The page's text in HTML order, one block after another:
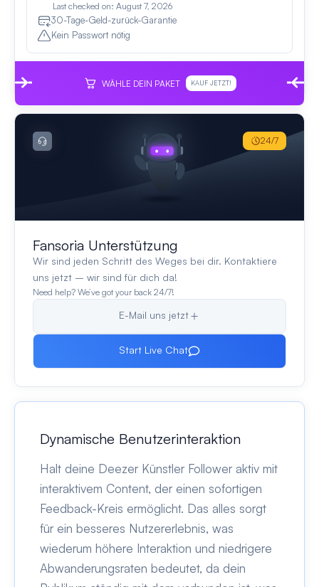
Last checked on: August 7, 2026
30-Tage-Geld-zurück-Garantie
Kein Passwort nötig
WÄHLE DEIN PAKET KAUF JETZT!
Fansoria Unterstützung
Wir sind jeden Schritt des Weges bei dir. Kontaktiere
uns jetzt – wir sind für dich da!
Need help? We’ve got your back 24/7!
E-Mail uns jetzt
Start Live Chat
24/7
Dynamische Benutzerinteraktion
Halt deine Deezer Künstler Follower aktiv mit
interaktivem Content, der einen sofortigen
Feedback-Kreis ermöglicht. Das alles sorgt
für ein besseres Nutzererlebnis, was
wiederum höhere Interaktion und niedrigere
Abwanderungsraten bedeutet, da dein